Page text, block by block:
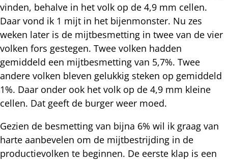
vinden, behalve in het volk op de 4,9 mm cellen.
Daar vond ik 1 mijt in het bijenmonster. Nu zes
weken later is de mijtbesmetting in twee van de vier
volken fors gestegen. Twee volken hadden
gemiddeld een mijtbesmetting van 5,7%. Twee
andere volken bleven gelukkig steken op gemiddeld
1%. Daar onder ook het volk op de 4,9 mm kleine
cellen. Dat geeft de burger weer moed.
Gezien de besmetting van bijna 6% wil ik graag van
harte aanbevelen om de mijtbestrijding in de
productievolken te beginnen. De eerste klap is een